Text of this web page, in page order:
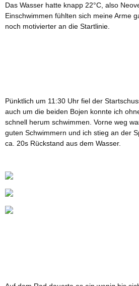
Das Wasser hatte knapp 22°C, also
Einschwimmen fühlten sich meine Arme
noch motivierter an die Startlinie.
Pünktlich um 11:30 Uhr fiel der
auch um die beiden Bojen konnte ich
schnell herum schwimmen. Vorne weg
guten Schwimmern und ich stieg an der
ca. 20s Rückstand aus dem Wasser.